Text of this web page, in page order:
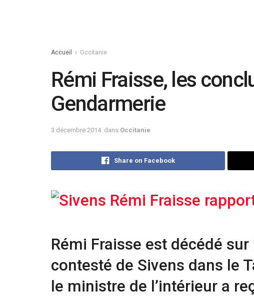
Accueil Occitanie
Rémi Fraisse, les
Gendarmerie
3 décembre 2014 dans Occitanie
Share on Facebook
Rémi Fraisse est décédé
contesté de Sivens dans le
le ministre de l’intérieur a